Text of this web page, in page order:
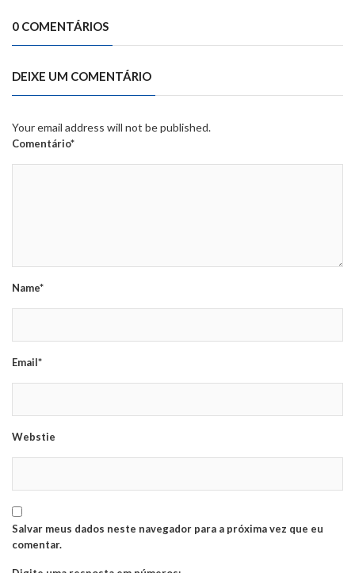
0 COMENTÁRIOS
DEIXE UM COMENTÁRIO
Your email address will not be published.
Comentário*
Name*
Email*
Webstie
Salvar meus dados neste navegador para a próxima vez que eu
comentar.